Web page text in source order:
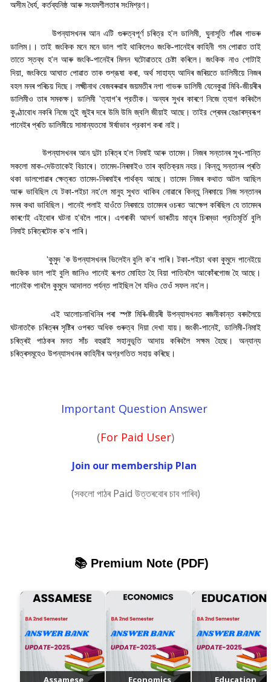
অসীম ধৈর্য, কর্তব্যনিষ্ঠ আৰু সংযমশীলতাৰ সংমিশ্রণ।
উপন্যাসখনৰ আন এটি গুৰুত্বপূর্ণ চৰিত্র হ'ল ডালিমী, ঘুনাসূতি গাঁৱৰ গাভৰু
ডালিম।। তাই জংকিক মনে মনে ভাল পাই থাকিলেও জংকি-পানেইৰ কাহিনী গম পোৱাত তাই
তাতে স্তব্ধ হ'ল আৰু জংকি-পানেইৰ মিলন ঘটোৱাতহে চেষ্টা কৰিলে। জংকিক নাও গোটাই
দিয়া,জংকিয়ে আঘাত পোৱাত তাক শুশ্রূষা কৰা, অর্থ সাহায্য আদিৰ জৰিয়তে ডালিমীয়ে নিজৰ
বহল মনৰ পৰিচয় দিছে। লক্ষ্মীনাথ বেজবৰুৱাৰ জয়মতীৰ নগা গাভৰু ডালিমী যেনেকুৱা মিবি-জীয়ৰীৰ
ডালিমীও তাৰ সমকক্ষ। ডালিমী 'ত্যাগ'ৰ প্রতীক। অন্যৰ সুখৰ কাৰণে নিজে ত্যাগ কৰিবলৈ
কুণ্ঠাবোধ নকৰি নিজে তুই জুইৰ দৰে উমি উমি জ্বলি জীয়াই আছে। তাইর প্ৰেমৰ হেঙাৰস্বৰূপ
পানেইৰ প্ৰতি ডালিমীয়ে সামান্যতমো ঈর্ষাভাব প্রকাশ কৰা নাই ।
উপন্যাসখনৰ আন দুটা চৰিত্ৰ হ'ল নিমাই আৰু তামেদ। নিজৰ সন্তানৰ সুখ-শান্তি
সকলো মাক-দেউতাকেই বিচাৰে। তামেদ-নিৰমাইও তাৰ ব্যতিক্রম নহয়। কিন্তু সন্তানৰ প্ৰতি
থকা ভালপোৱাৰ ক্ষেত্ৰত তামেদ-নিৰমাইৰ পাৰ্থক্য আছে। তামেদ নিজৰ কথাত অটল আছিল
আৰু ভাবিছিল যে টকা-পইচা নহ'লে মানুহ সুখত থাকিব নোৱাৰে কিন্তু নিৰমায়ে নিজ সন্তানৰ
মনৰ কথা ভাবিছিল। পানেই পলাই যাওঁতে নিৰমায়ে তামেদৰ ওচৰত আক্ষেপ কৰিছিল যে তামেদৰ
কাৰণেই এইবোৰ ঘটনা হ'বলৈ পাৰে। এগৰাকী আদর্শ ভাৰতীয় মাতৃৰ চিৰম্ভা প্রতিমূর্তি বুলি
নিমাই চৰিত্ৰটোক ক'ব পাৰি।
'কুমুদ 'ক উপন্যাসখনৰ ভিলেইন বুলি ক'ব পাৰি। টকা-পইচা থকা কুমুদে পানেইয়ে
জংকিক ভাল পাই বুলি জানিও পানেই ৰূপত মোহিত হৈ বিয়া পাতিবলৈ আকোঁৰগোজ হৈ আছে।
পানেইক পাবলৈ কুমুদে আদালত পর্যন্ত পাইছিল গৈ যদিও তেওঁ সফল নহ'ল ।
এই আলোচনাখিনিৰ পৰা স্পষ্ট মিৰি-জীয়ৰী উপন্যাসখনত ৰজনীকান্ত বৰদলৈয়ে
ঘটনাতকৈ চৰিত্ৰৰ সৃষ্টিৰ ওপৰত অধিক গুৰুত্ব দিয়া দেখা যায়। জংকী-পানেই,ডালিমী-নিমাই
চৰিত্ৰই পাঠকৰ মনত সাঁচ বহুৱাই সহানুভূতি আদায় কৰিবলৈ সক্ষম হৈছে। অন্যান্য
চৰিত্ৰসমূহেও উপন্যাসখনৰ কাহিনীৰ অগ্রগতিত সহায় কৰিছে ।
Important Question Answer
(For Paid User)
Join our membership Plan
(সকলো পাঠৰ Paid উত্তৰবোৰ চাব পাৰিব)
📚 Premium Note (PDF)
Assamese Economics Education